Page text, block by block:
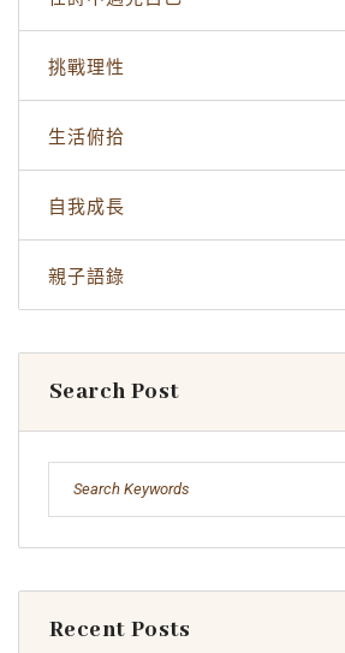
挑戰理性
生活俯拾
自我成長
親子語錄
Search Post
Recent Posts